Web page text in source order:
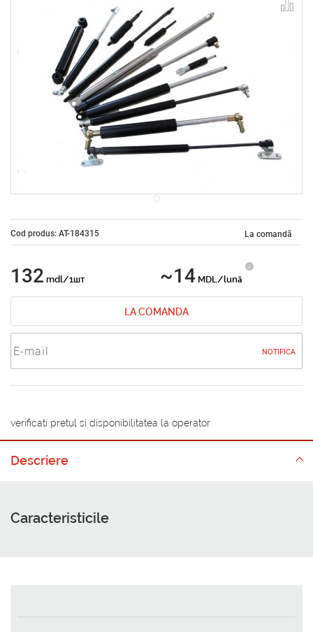
Cod produs: AT-184315 La comandă
132 mdl/1шт ~14 MDL/lună
LA COMANDA
NOTIFICA
verificati pretul si disponibilitatea la operator
Descriere
Caracteristicile